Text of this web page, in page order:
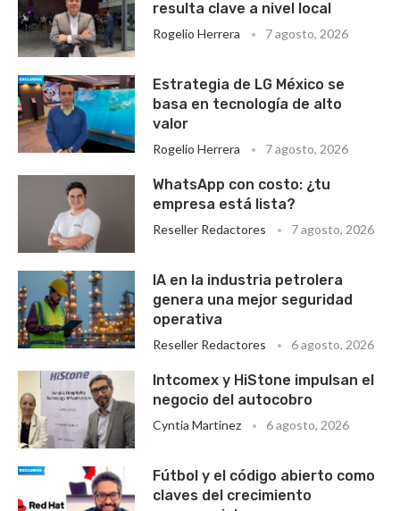
resulta clave a nivel local
Rogelio Herrera 7 agosto, 2026
Estrategia de LG México se
basa en tecnología de alto
valor
Rogelio Herrera 7 agosto, 2026
WhatsApp con costo: ¿tu
empresa está lista?
Reseller Redactores 7 agosto, 2026
IA en la industria petrolera
genera una mejor seguridad
operativa
Reseller Redactores 6 agosto, 2026
Intcomex y HiStone impulsan el
negocio del autocobro
Cyntia Martinez 6 agosto, 2026
Fútbol y el código abierto como
claves del crecimiento